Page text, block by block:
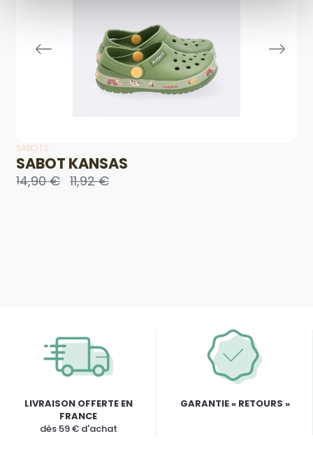
SABOTS
SABOT KANSAS
14,90 € 11,92 €
LIVRAISON OFFERTE EN
FRANCE
dès 59 € d'achat
GARANTIE « RETOURS »